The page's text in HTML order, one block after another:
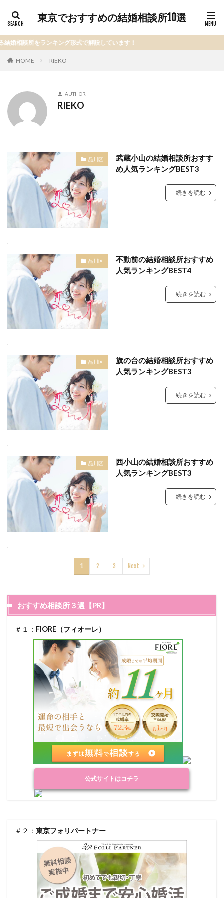
東京でおすすめの結婚相談所10選
談所をランキング形式で解説しています！
HOME RIEKO
AUTHOR
RIEKO
品川区
武蔵小山の結婚相談所おすす
め人気ランキングBEST3
続きを読む
品川区
不動前の結婚相談所おすすめ
人気ランキングBEST4
続きを読む
品川区
旗の台の結婚相談所おすすめ
人気ランキングBEST3
続きを読む
品川区
西小山の結婚相談所おすすめ
人気ランキングBEST3
続きを読む
1 2 3 Next
おすすめ相談所３選【PR】
＃１： FIORE（フィオーレ）
公式サイトはコチラ
＃２： 東京フォリパートナー